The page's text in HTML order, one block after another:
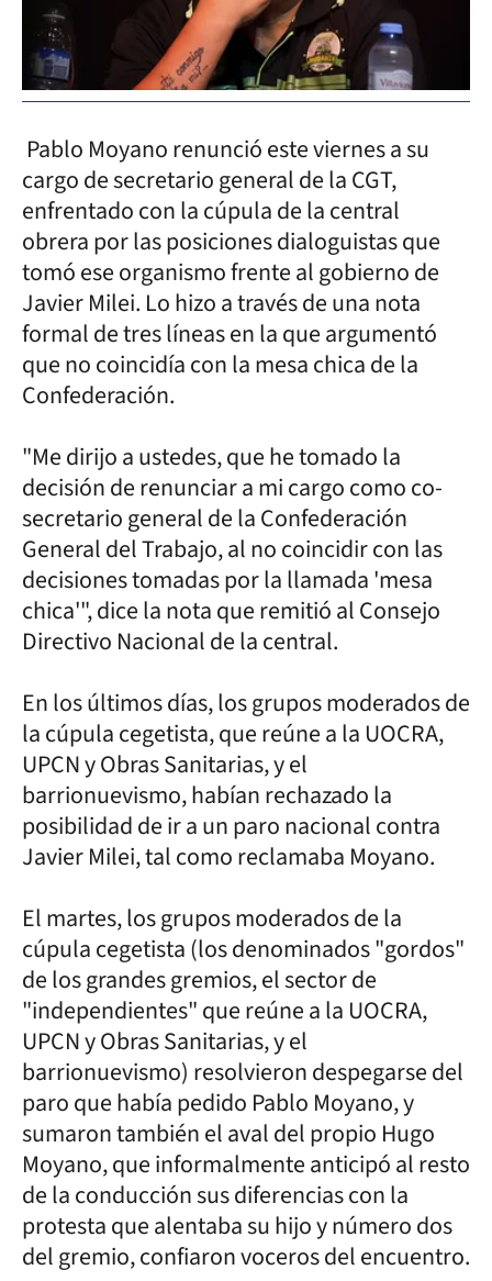
Pablo Moyano renunció este viernes a su
cargo de secretario general de la CGT,
enfrentado con la cúpula de la central
obrera por las posiciones dialoguistas que
tomó ese organismo frente al gobierno de
Javier Milei. Lo hizo a través de una nota
formal de tres líneas en la que argumentó
que no coincidía con la mesa chica de la
Confederación.
"Me dirijo a ustedes, que he tomado la
decisión de renunciar a mi cargo como co-
secretario general de la Confederación
General del Trabajo, al no coincidir con las
decisiones tomadas por la llamada 'mesa
chica'", dice la nota que remitió al Consejo
Directivo Nacional de la central.
En los últimos días, los grupos moderados de
la cúpula cegetista, que reúne a la UOCRA,
UPCN y Obras Sanitarias, y el
barrionuevismo, habían rechazado la
posibilidad de ir a un paro nacional contra
Javier Milei, tal como reclamaba Moyano.
El martes, los grupos moderados de la
cúpula cegetista (los denominados "gordos"
de los grandes gremios, el sector de
"independientes" que reúne a la UOCRA,
UPCN y Obras Sanitarias, y el
barrionuevismo) resolvieron despegarse del
paro que había pedido Pablo Moyano, y
sumaron también el aval del propio Hugo
Moyano, que informalmente anticipó al resto
de la conducción sus diferencias con la
protesta que alentaba su hijo y número dos
del gremio, confiaron voceros del encuentro.